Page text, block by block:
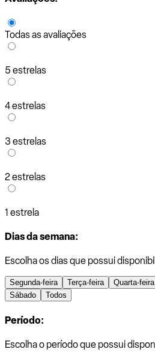
Todas as avaliações
5 estrelas
4 estrelas
3 estrelas
2 estrelas
1 estrela
Dias da semana:
Escolha os dias que possui
Segunda-feira Terça-feira Quarta-feira
Sábado
Todos
Período:
Escolha o período que possui